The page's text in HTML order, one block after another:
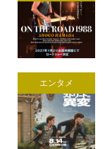
エンタメ